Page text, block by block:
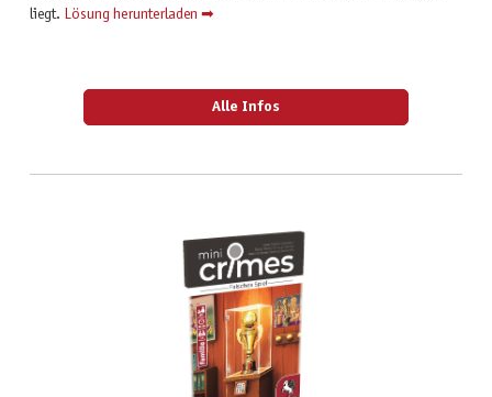
liegt. Lösung herunterladen ➡
Alle Infos